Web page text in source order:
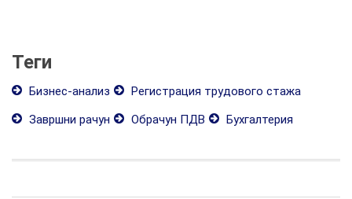
Теги
Бизнес-анализ
Регистрация трудового стажа
Завршни рачун
Обрачун ПДВ Бухгалтерия